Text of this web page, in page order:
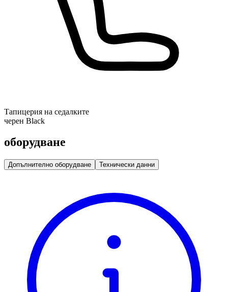
Тапицерия на седалките
черен Black
оборудване
Допълнително оборудване Технически данни